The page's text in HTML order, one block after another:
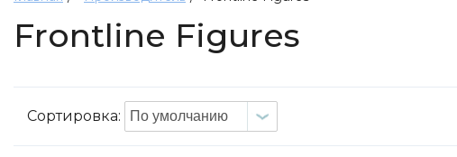
Frontline Figures
Сортировка: